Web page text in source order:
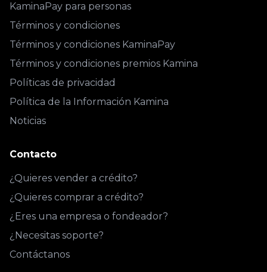
KaminaPay para personas
Términos y condiciones
Términos y condiciones KaminaPay
Términos y condiciones premios Kamina
Políticas de privacidad
Política de la Información Kamina
Noticias
Contacto
¿Quieres vender a crédito?
¿Quieres comprar a crédito?
¿Eres una empresa o fondeador?
¿Necesitas soporte?
Contáctanos